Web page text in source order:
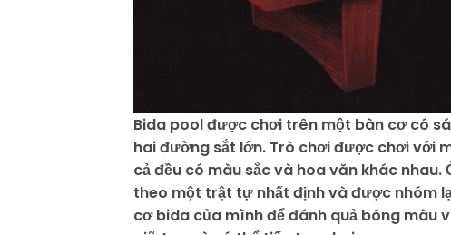
Bida pool được chơi trên một bàn cơ có
hai đường sắt lớn. Trò chơi được chơi với
cả đều có màu sắc và hoa văn khác
theo một trật tự nhất định và được nhóm
cơ bida của mình để đánh quả bóng màu